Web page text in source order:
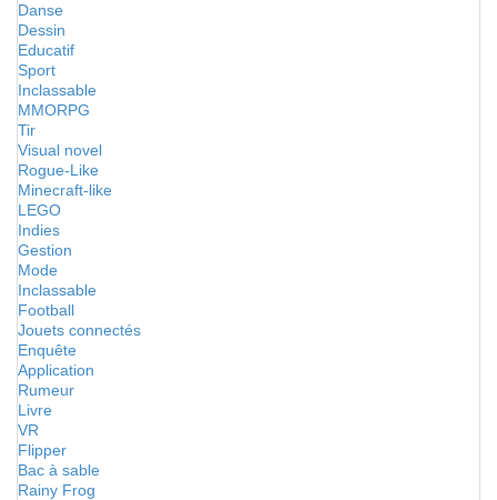
Danse
Dessin
Educatif
Sport
Inclassable
MMORPG
Tir
Visual novel
Rogue-Like
Minecraft-like
LEGO
Indies
Gestion
Mode
Inclassable
Football
Jouets connectés
Enquête
Application
Rumeur
Livre
VR
Flipper
Bac à sable
Rainy Frog